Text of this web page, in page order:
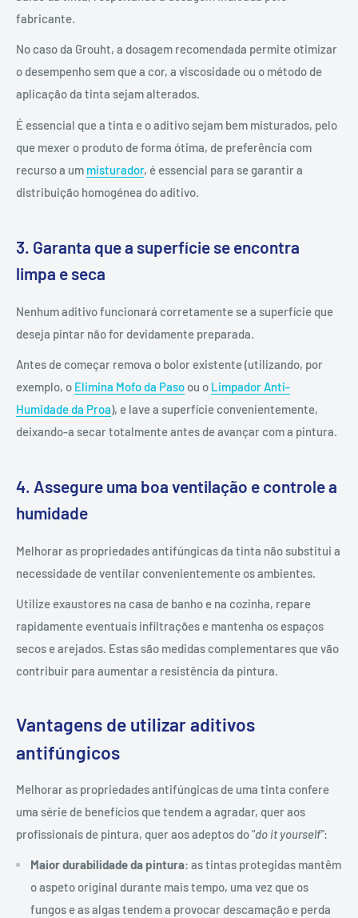
fabricante.
No caso da Grouht, a dosagem recomendada permite otimizar
o desempenho sem que a cor, a viscosidade ou o método de
aplicação da tinta sejam alterados.
É essencial que a tinta e o aditivo sejam bem misturados, pelo
que mexer o produto de forma ótima, de preferência com
recurso a um misturador, é essencial para se garantir a
distribuição homogénea do aditivo.
3. Garanta que a superfície se encontra
limpa e seca
Nenhum aditivo funcionará corretamente se a superfície que
deseja pintar não for devidamente preparada.
Antes de começar remova o bolor existente (utilizando, por
exemplo, o Elimina Mofo da Paso ou o Limpador Anti-
Humidade da Proa), e lave a superfície convenientemente,
deixando-a secar totalmente antes de avançar com a pintura.
4. Assegure uma boa ventilação e controle a
humidade
Melhorar as propriedades antifúngicas da tinta não substitui a
necessidade de ventilar convenientemente os ambientes.
Utilize exaustores na casa de banho e na cozinha, repare
rapidamente eventuais infiltrações e mantenha os espaços
secos e arejados. Estas são medidas complementares que vão
contribuir para aumentar a resistência da pintura.
Vantagens de utilizar aditivos
antifúngicos
Melhorar as propriedades antifúngicas de uma tinta confere
uma série de benefícios que tendem a agradar, quer aos
profissionais de pintura, quer aos adeptos do "do it yourself":
Maior durabilidade da pintura: as tintas protegidas mantêm
o aspeto original durante mais tempo, uma vez que os
fungos e as algas tendem a provocar descamação e perda